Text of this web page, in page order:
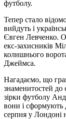
футболу.
Тепер стало
вийдуть і
Євген Левченко.
екс-захисників
колишнього
Джеймса.
Нагадаємо, що
знаменитостей до
зірки футболу
вони і сформують
серпня у Лондоні